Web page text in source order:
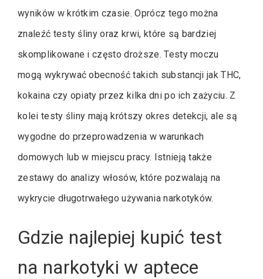
wyników w krótkim czasie. Oprócz tego można
znaleźć testy śliny oraz krwi, które są bardziej
skomplikowane i często droższe. Testy moczu
mogą wykrywać obecność takich substancji jak THC,
kokaina czy opiaty przez kilka dni po ich zażyciu. Z
kolei testy śliny mają krótszy okres detekcji, ale są
wygodne do przeprowadzenia w warunkach
domowych lub w miejscu pracy. Istnieją także
zestawy do analizy włosów, które pozwalają na
wykrycie długotrwałego używania narkotyków.
Gdzie najlepiej kupić test
na narkotyki w aptece